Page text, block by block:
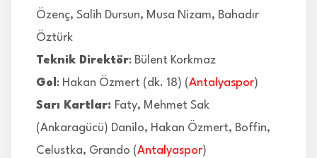
Özenç, Salih Dursun, Musa Nizam, Bahadır
Öztürk
Teknik Direktör: Bülent Korkmaz
Gol : Hakan Özmert (dk. 18) (Antalyaspor)
Sarı Kartlar: Faty, Mehmet Sak
(Ankaragücü) Danilo, Hakan Özmert, Boffin,
Celustka, Grando (Antalyaspor)